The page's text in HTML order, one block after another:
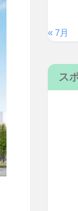
« 7月
ス